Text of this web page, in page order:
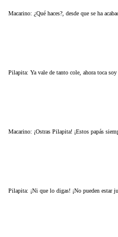
Macarino: ¿Qué haces?, desde que se ha
Pilapita: Ya vale de tanto cole, ahora toca soy
Macarino: ¡Ostras Pilapita! ¡Estos papás
Pilapita: ¡Ni que lo digas! ¡No pueden estar